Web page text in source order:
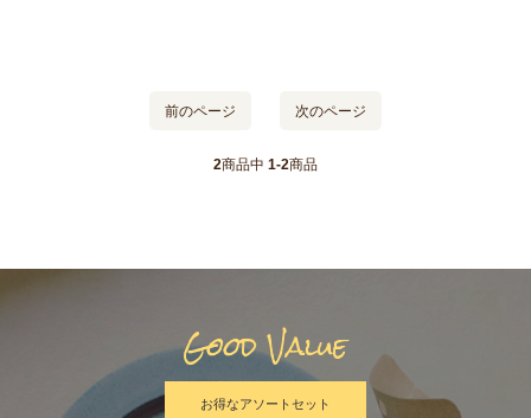
前のページ 次のページ
2商品中 1-2商品
Good Value
お得なアソートセット